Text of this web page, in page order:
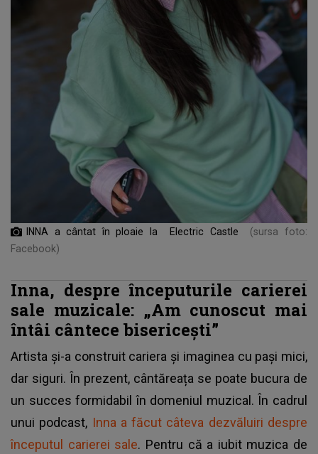
INNA a cântat în ploaie la Electric Castle
(sursa foto:
Facebook)
Inna, despre începuturile carierei
sale muzicale: „Am cunoscut mai
întâi cântece bisericești”
Artista și-a construit cariera și imaginea cu pași mici,
dar siguri. În prezent, cântăreața se poate bucura de
un succes formidabil în domeniul muzical. În cadrul
unui podcast, Inna a făcut câteva dezvăluiri despre
începutul carierei sale. Pentru că a iubit muzica de